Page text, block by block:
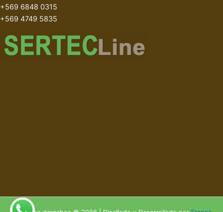
+569 6848 0315
+569 4749 5835